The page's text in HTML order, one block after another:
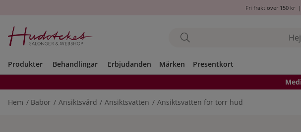
Fri frakt över 150 kr|
Produkter Behandlingar Erbjudanden Märken Presentkort
Hem Babor Ansiktsvård Ansiktsvatten Ansiktsvatten för torr hud